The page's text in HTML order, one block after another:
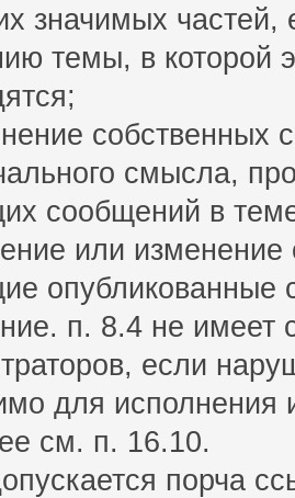
значимых частей,
темы, в которой
собственных
смысла,
сообщений в
или изменение
п. 8.4 не имеет
если
для исполнения
см. п. 16.10.
порча